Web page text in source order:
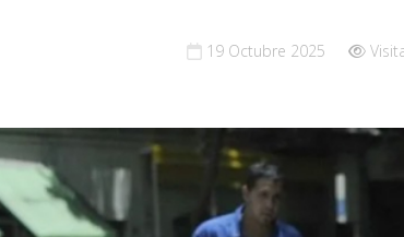
19 Octubre 2025